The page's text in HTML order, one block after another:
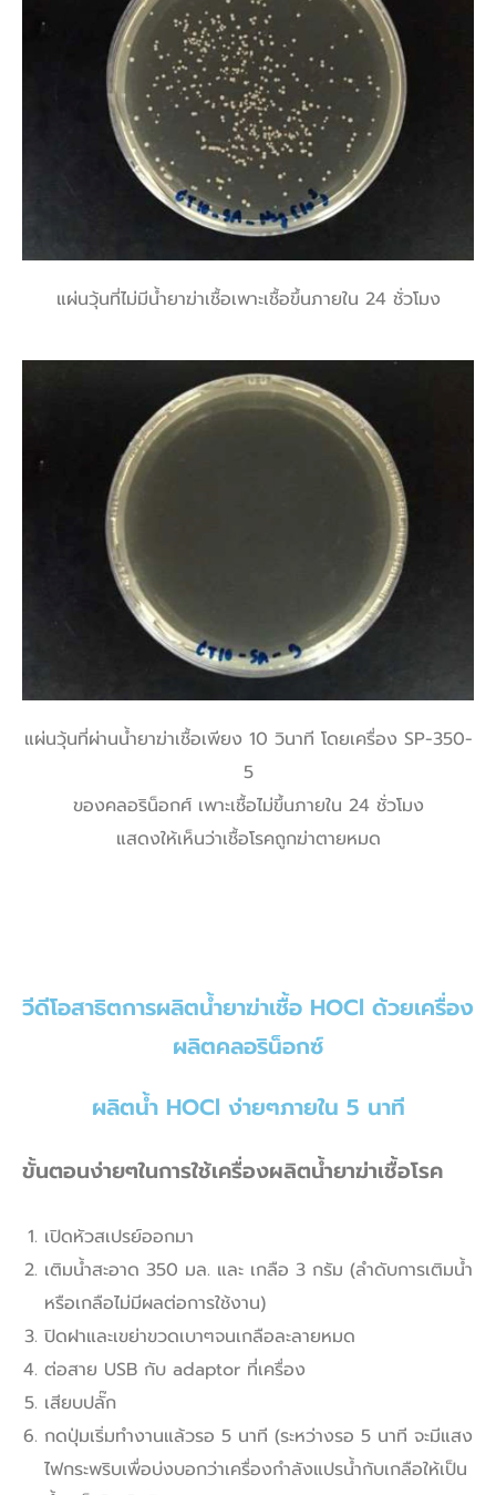
แผ่นวุ้นที่ไม่มีน้ำยาฆ่าเชื้อเพาะเชื้อขึ้นภายใน 24 ชั่วโมง
แผ่นวุ้นที่ผ่านน้ำยาฆ่าเชื้อเพียง 10 วินาที โดยเครื่อง SP-350-
5
ของคลอริน็อกศ์ เพาะเชื้อไม่ขึ้นภายใน 24 ชั่วโมง
แสดงให้เห็นว่าเชื้อโรคถูกฆ่าตายหมด
วีดีโอสาธิตการผลิตน้ำยาฆ่าเชื้อ HOCl ด้วยเครื่อง
ผลิตคลอริน็อกซ์
ผลิตน้ำ HOCl ง่ายๆภายใน 5 นาที
ขั้นตอนง่ายๆในการใช้เครื่องผลิตน้ำยาฆ่าเชื้อโรค
เปิดหัวสเปรย์ออกมา
เติมน้ำสะอาด 350 มล. และ เกลือ 3 กรัม (ลำดับการเติมน้ำ
หรือเกลือไม่มีผลต่อการใช้งาน)
ปิดฝาและเขย่าขวดเบาๆจนเกลือละลายหมด
ต่อสาย USB กับ adaptor ที่เครื่อง
เสียบปลั๊ก
กดปุ่มเริ่มทำงานแล้วรอ 5 นาที (ระหว่างรอ 5 นาที จะมีแสง
ไฟกระพริบเพื่อบ่งบอกว่าเครื่องกำลังแปรน้ำกับเกลือให้เป็น